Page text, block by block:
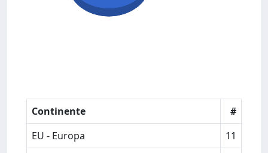
Continente
#
EU - Europa
11